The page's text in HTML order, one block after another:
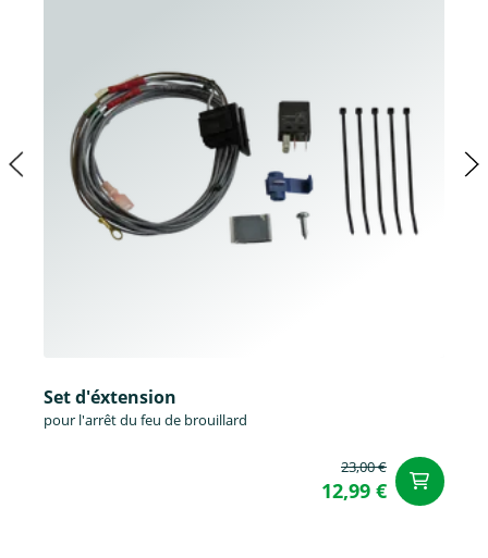
Set d'éxtension
pour l'arrêt du feu de brouillard
23,00 €
12,99 €